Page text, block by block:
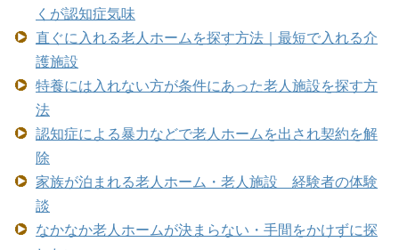
くが認知症気味
直ぐに入れる老人ホームを探す方法｜最短で入れる介
護施設
特養には入れない方が条件にあった老人施設を探す方
法
認知症による暴力などで老人ホームを出され契約を解
除
家族が泊まれる老人ホーム・老人施設 経験者の体験
談
なかなか老人ホームが決まらない・手間をかけずに探